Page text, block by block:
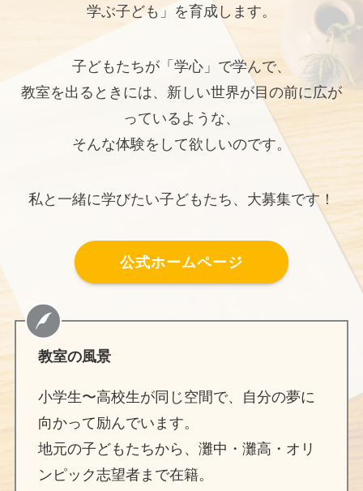
学ぶ子ども」を育成します。
子どもたちが「学心」で学んで、
教室を出るときには、新しい世界が目の前に広が
っているような、
そんな体験をして欲しいのです。
私と一緒に学びたい子どもたち、大募集です！
公式ホームページ
教室の風景
小学生〜高校生が同じ空間で、自分の夢に
向かって励んでいます。
地元の子どもたちから、灘中・灘高・オリ
ンピック志望者まで在籍。